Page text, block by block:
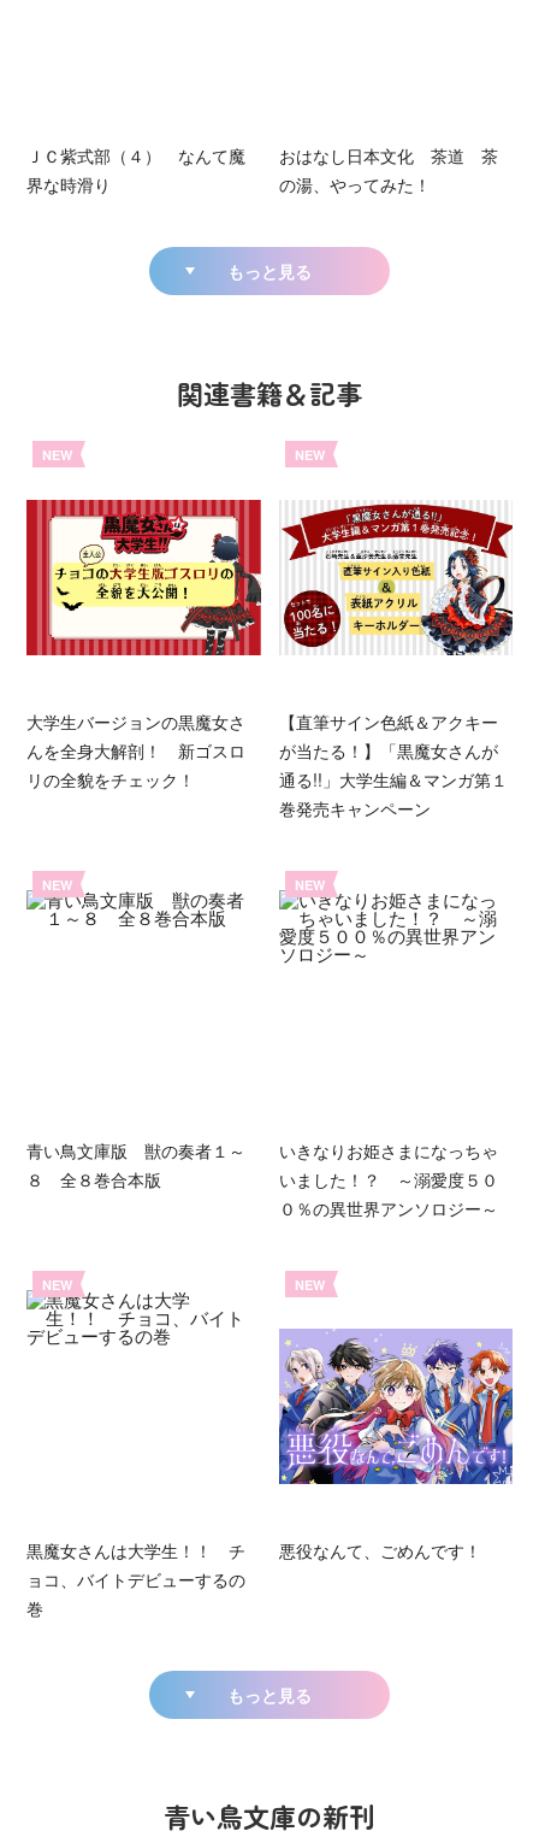
ＪＣ紫式部（４） なんて魔
界な時滑り
おはなし日本文化 茶道 茶
の湯、やってみた！
もっと見る
関連書籍＆記事
NEW
大学生バージョンの黒魔女さ
んを全身大解剖！ 新ゴスロ
リの全貌をチェック！
NEW
【直筆サイン色紙＆アクキー
が当たる！】「黒魔女さんが
通る!!」大学生編＆マンガ第１
巻発売キャンペーン
NEW
青い鳥文庫版 獣の奏者１～
８ 全８巻合本版
NEW
いきなりお姫さまになっちゃ
いました！？ ～溺愛度５０
０％の異世界アンソロジー～
NEW
黒魔女さんは大学生！！ チ
ョコ、バイトデビューするの
巻
NEW
悪役なんて、ごめんです！
もっと見る
青い鳥文庫の新刊